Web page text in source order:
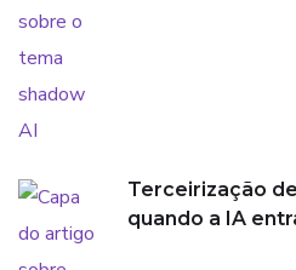
Terceirização
quando a IA